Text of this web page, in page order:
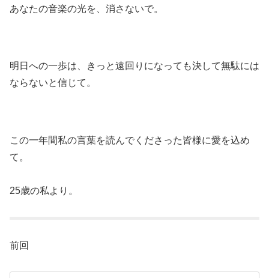
あなたの音楽の光を、消さないで。
明日への一歩は、きっと遠回りになっても決して無駄には
ならないと信じて。
この一年間私の言葉を読んでくださった皆様に愛を込め
て。
25歳の私より。
前回